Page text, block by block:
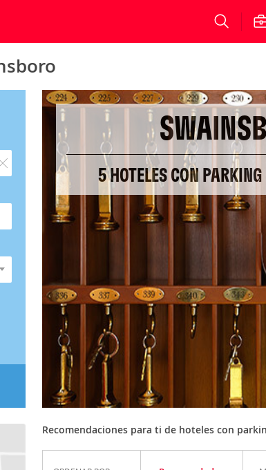
5 HOTELES CON
Recomendaciones para ti de hoteles con